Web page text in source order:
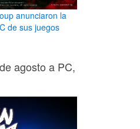
anunciaron la
de sus juegos
agosto a PC,